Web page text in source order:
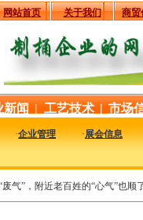
网站首页 关于我们 商贸
新闻 | 工艺技术 | 市场
·企业管理 ·展会信息
气”，附近老百姓的“心气”也顺